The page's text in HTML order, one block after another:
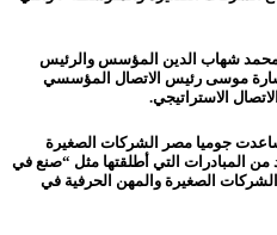
شهاب الدين المؤسس والرئيس
موسى رئيس الاتصال المؤسسي
الاستراتيجي.
جوميا مصر الشركات الصغيرة
المبادرات التي أطلقتها مثل “صنع في
الصغيرة والمهن الحرفية في